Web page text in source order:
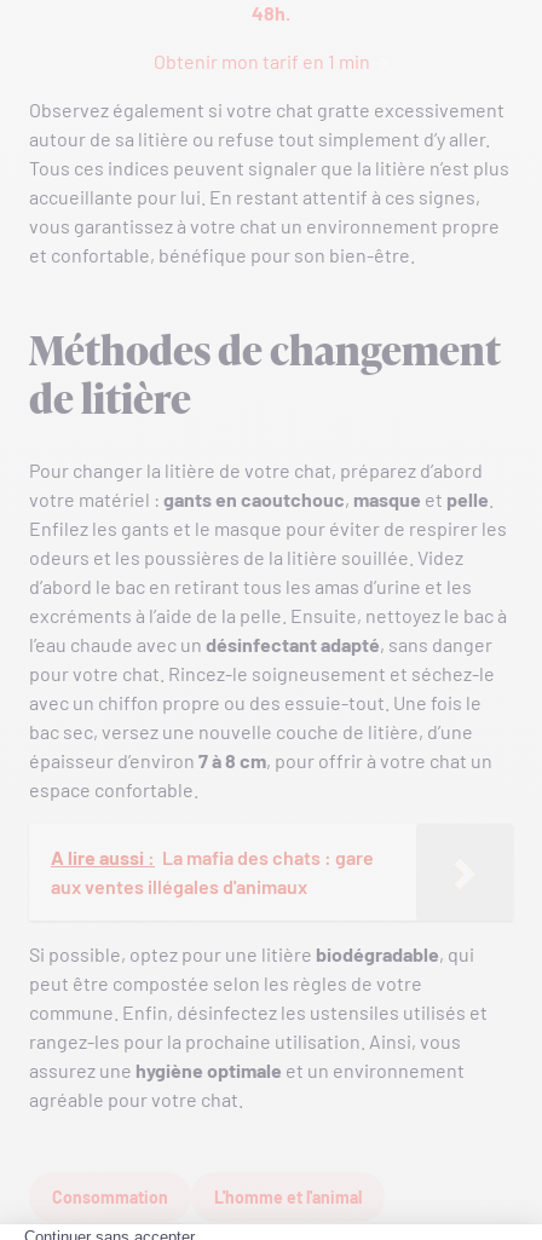
48h.
Obtenir mon tarif en 1 min
Observez également si votre chat gratte excessivement
autour de sa litière ou refuse tout simplement d’y aller.
Tous ces indices peuvent signaler que la litière n’est plus
accueillante pour lui. En restant attentif à ces signes,
vous garantissez à votre chat un environnement propre
et confortable, bénéfique pour son bien-être.
Méthodes de changement
de litière
Pour changer la litière de votre chat, préparez d’abord
votre matériel : gants en caoutchouc, masque et pelle
Enfilez les gants et le masque pour éviter de respirer les
odeurs et les poussières de la litière souillée. Videz
d’abord le bac en retirant tous les amas d’urine et les
excréments à l’aide de la pelle. Ensuite, nettoyez le bac à
l’eau chaude avec un désinfectant adapté, sans danger
pour votre chat. Rincez-le soigneusement et séchez-le
avec un chiffon propre ou des essuie-tout. Une fois le
bac sec, versez une nouvelle couche de litière, d’une
épaisseur d’environ 7 à 8 cm, pour offrir à votre chat un
espace confortable.
A lire aussi : La mafia des chats : gare
aux ventes illégales d'animaux
Si possible, optez pour une litière biodégradable, qui
peut être compostée selon les règles de votre
commune. Enfin, désinfectez les ustensiles utilisés et
rangez-les pour la prochaine utilisation. Ainsi, vous
assurez une hygiène optimale et un environnement
agréable pour votre chat.
Consommation L'homme et l'animal